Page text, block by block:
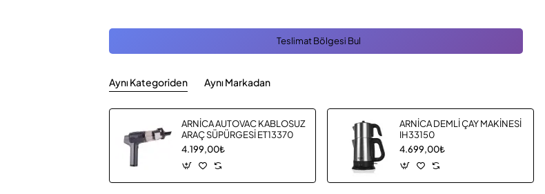
Teslimat Bölgesi Bul
Aynı Kategoriden Aynı Markadan
ARNİCA AUTOVAC KABLOSUZ
ARAÇ SÜPÜRGESİ ET13370
4.199,00₺
ARNİCA DEMLİ ÇAY MAKİNESİ
IH33150
4.699,00₺